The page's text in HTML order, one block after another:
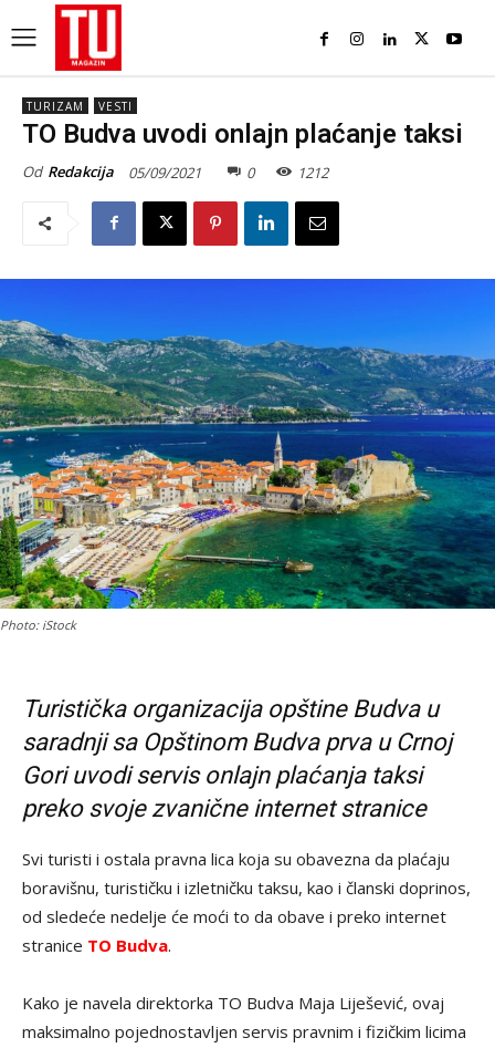
TURIZAM VESTI
TO Budva uvodi onlajn plaćanje taksi
Od Redakcija 05/09/2021 0 1212
Photo: iStock
Turistička organizacija opštine Budva u
saradnji sa Opštinom Budva prva u Crnoj
Gori uvodi servis onlajn plaćanja taksi
preko svoje zvanične internet stranice
Svi turisti i ostala pravna lica koja su obavezna da plaćaju
boravišnu, turističku i izletničku taksu, kao i članski doprinos,
od sledeće nedelje će moći to da obave i preko internet
stranice TO Budva.
Kako je navela direktorka TO Budva Maja Liješević, ovaj
maksimalno pojednostavljen servis pravnim i fizičkim licima